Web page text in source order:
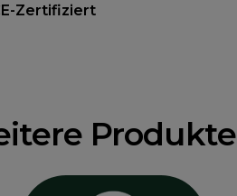
Zertifiziert
Produkte